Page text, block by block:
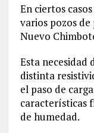
En ciertos
varios pozos
Nuevo
Esta
distinta
el paso de
características
de humedad.